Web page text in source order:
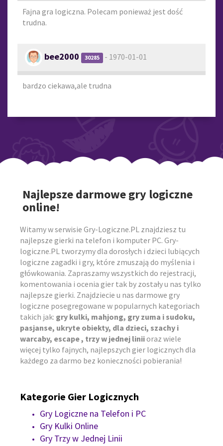
Fajna gra logiczna. Polecam ponieważ jest dość
trudna.
bee2000 30285 - 1970-01-01
bardzo ciekawa,ale trudna
Najlepsze darmowe gry logiczne
online!
Witamy w serwisie Gry-Logiczne.PL znajdziesz tu
najlepsze gierki na telefon i komputer PC. Gry-
logiczne.PL tworzymy dla dorosłych i dzieci lubiących
logiczne zagadki i gry, które zmuszają do myślenia i
główkowania. Zapraszamy wszystkich do rejestracji,
komentowania i ocenia gier tak by zostały u nas tylko
najlepsze gierki. Znajdziecie u nas darmowe gry
logiczne posegregowane w popularnych kategoriach
takich jak: gry kulki, mahjong, gry zuma i sudoku,
pasjanse, ukryte obiekty, dla dzieci, szachy i
warcaby, escape , trzy w jednej liniioraz wiele
więcej tylko fajnych, najlepszych gier logicznych dla
każdego za darmo bez konieczności pobierania!
Kategorie Gier Logicznych
Gry Logiczne na Telefon i PC
Gry Kulki Online
Gry Trzy w Jednej Linii